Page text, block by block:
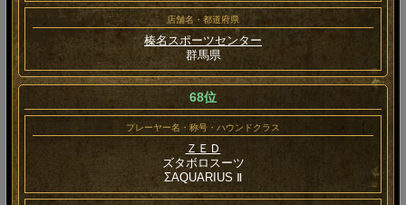
店舗名・都道府県
榛名スポーツセンター
群馬県
68位
プレーヤー名・称号・ハウンドクラス
ＺＥＤ
ズタボロスーツ
ΣAQUARIUS Ⅱ